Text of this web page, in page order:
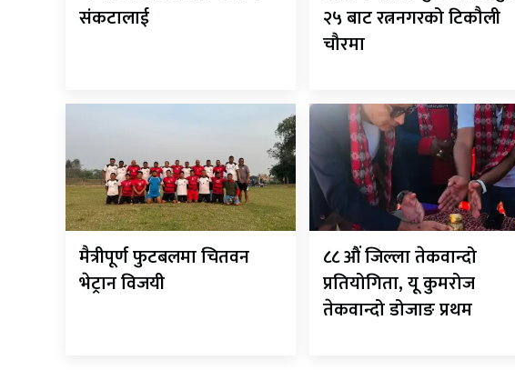
संकटालाई
२५ बाट रत्ननगरको टिकौली
चौरमा
मैत्रीपूर्ण फुटबलमा चितवन
भेट्रान विजयी
८८ औं जिल्ला तेकवान्दो
प्रतियोगिता, यू कुमरोज
तेकवान्दो डोजाङ प्रथम